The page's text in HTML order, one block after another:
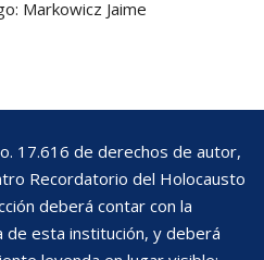
Markowicz Jaime
17.616 de derechos de autor,
Recordatorio del Holocausto
deberá contar con la
esta institución, y deberá